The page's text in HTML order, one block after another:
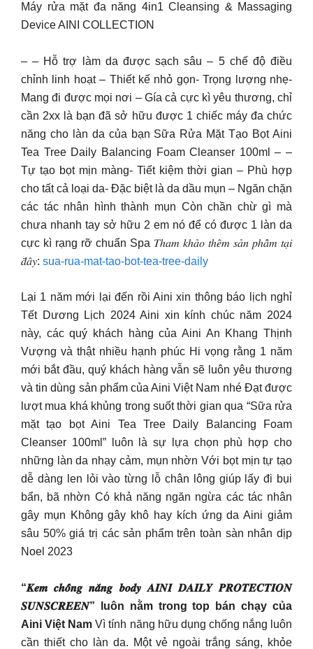
Máy rửa mặt đa năng 4in1 Cleansing & Massaging
Device AINI COLLECTION
– – Hỗ trợ làm da được sạch sâu – 5 chế độ điều
chỉnh linh hoạt – Thiết kế nhỏ gọn- Trọng lượng nhẹ-
Mang đi được mọi nơi – Gía cả cực kì yêu thương, chỉ
cần 2xx là bạn đã sở hữu được 1 chiếc máy đa chức
năng cho làn da của bạn Sữa Rửa Mặt Tạo Bọt Aini
Tea Tree Daily Balancing Foam Cleanser 100ml – –
Tự tạo bọt mịn màng- Tiết kiệm thời gian – Phù hợp
cho tất cả loại da- Đặc biệt là da dầu mụn – Ngăn chặn
các tác nhân hình thành mụn Còn chần chừ gì mà
chưa nhanh tay sở hữu 2 em nó để có được 1 làn da
cực kì rạng rỡ chuẩn Spa 𝑇ℎ𝑎𝑚 𝑘ℎ𝑎̉𝑜 𝑡ℎ𝑒̂𝑚 𝑠𝑎̉𝑛 𝑝ℎ𝑎̂̉𝑚 𝑡𝑎̣𝑖
𝑑̄𝑎̂𝑦: sua-rua-mat-tao-bot-tea-tree-daily
Lại 1 năm mới lại đến rồi Aini xin thông báo lịch nghỉ
Tết Dương Lịch 2024 Aini xin kính chúc năm 2024
này, các quý khách hàng của Aini An Khang Thịnh
Vượng và thật nhiều hạnh phúc Hi vọng rằng 1 năm
mới bắt đầu, quý khách hàng vẫn sẽ luôn yêu thương
và tin dùng sản phẩm của Aini Việt Nam nhé Đạt được
lượt mua khá khủng trong suốt thời gian qua “Sữa rửa
mặt tạo bọt Aini Tea Tree Daily Balancing Foam
Cleanser 100ml” luôn là sự lựa chọn phù hợp cho
những làn da nhạy cảm, mụn nhờn Với bọt mịn tự tạo
dễ dàng len lỏi vào từng lỗ chân lông giúp lấy đi bụi
bẩn, bã nhờn Có khả năng ngăn ngừa các tác nhân
gây mụn Không gây khô hay kích ứng da Aini giảm
sâu 50% giá trị các sản phẩm trên toàn sàn nhân dịp
Noel 2023
“𝑲𝒆𝒎 𝒄𝒉𝒐̂́𝒏𝒈 𝒏𝒂̆́𝒏𝒈 𝒃𝒐𝒅𝒚 𝑨𝑰𝑵𝑰 𝑫𝑨𝑰𝑳𝒀 𝑷𝑹𝑶𝑻𝑬𝑪𝑻𝑰𝑶𝑵
𝑺𝑼𝑵𝑺𝑪𝑹𝑬𝑬𝑵” luôn nằm trong top bán chạy của
Aini Việt Nam Vì tính năng hữu dụng chống nắng luôn
cần thiết cho làn da. Một vẻ ngoài trắng sáng, khỏe